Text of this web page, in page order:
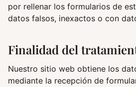
por rellenar los formularios de
datos falsos, inexactos o con
Finalidad del
Nuestro sitio web obtiene los
mediante la recepción de